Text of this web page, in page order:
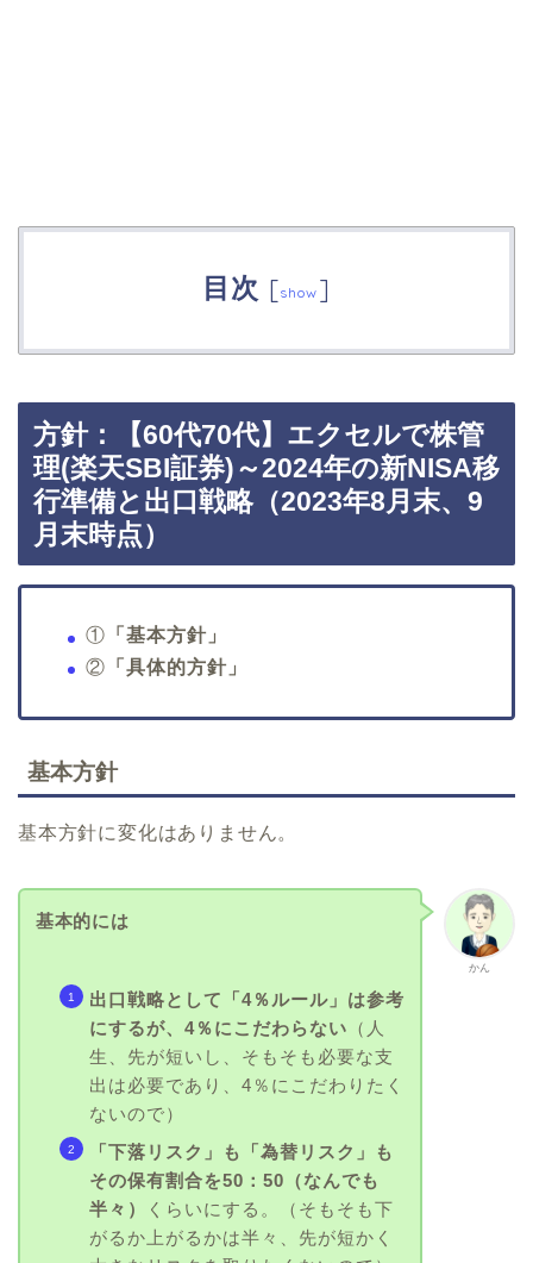
目次 [show ]
方針：【60代70代】エクセルで株管
理(楽天SBI証券)～2024年の新NISA移
行準備と出口戦略（2023年8月末、9
月末時点）
① 「基本方針」
② 「具体的方針」
基本方針
基本方針に変化はありません。
かん
基本的には
出口戦略として「4％ルール」は参考
にするが、4％にこだわらない （人
生、先が短いし、そもそも必要な支
出は必要であり、4％にこだわりたく
ないので）
「下落リスク」も「為替リスク」も
その保有割合を50：50（なんでも
半々）
くらいにする。（そもそも下
がるか上がるかは半々、先が短かく